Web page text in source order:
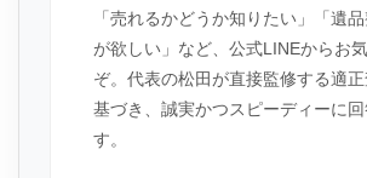
「売れるかどうか知りたい」「遺
が欲しい」など、公式LINEからお
ぞ。代表の松田が直接監修する適
基づき、誠実かつスピーディーに回
す。